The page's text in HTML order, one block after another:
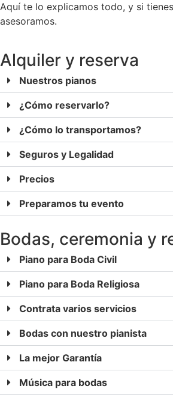
Aquí te lo explicamos todo, y si
asesoramos.
Alquiler y reserva
Nuestros pianos
¿Cómo reservarlo?
¿Cómo lo transportamos?
Seguros y Legalidad
Precios
Preparamos tu evento
Bodas, ceremonia y
Piano para Boda Civil
Piano para Boda Religiosa
Contrata varios servicios
Bodas con nuestro pianista
La mejor Garantía
Música para bodas